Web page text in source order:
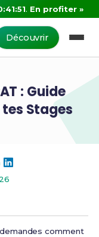
.En profiter »
Découvrir
: Guide
Stages
comment